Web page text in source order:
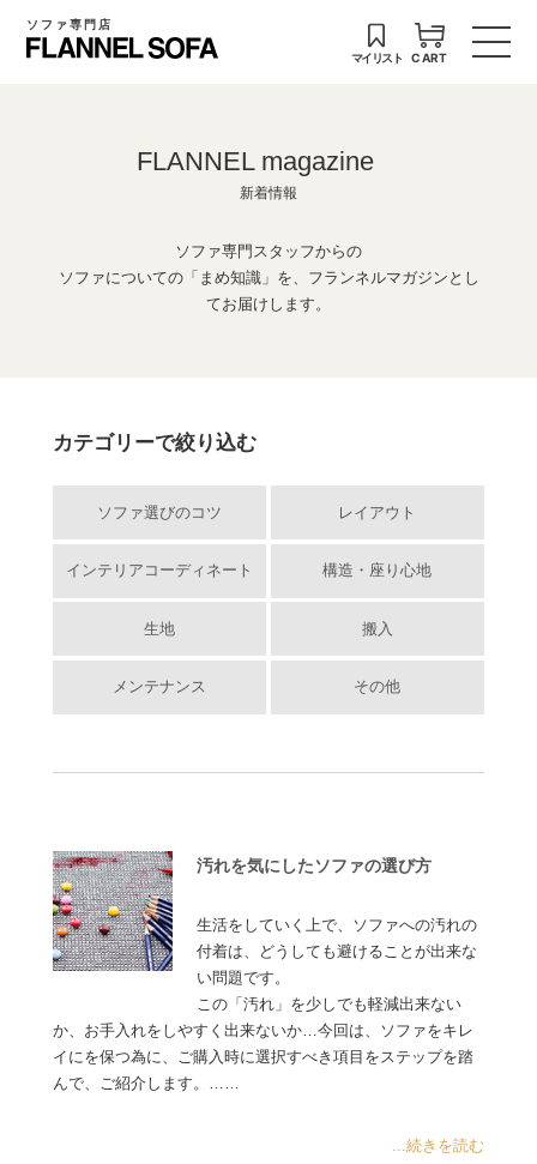
ソファ専門店
マイリスト CART
FLANNEL magazine
新着情報
ソファ専門スタッフからの
ソファについての「まめ知識」を、フランネルマガジンとし
てお届けします。
カテゴリーで絞り込む
ソファ選びのコツ レイアウト
インテリアコーディネート 構造・座り心地
生地 搬入
メンテナンス その他
汚れを気にしたソファの選び方
生活をしていく上で、ソファへの汚れの
付着は、どうしても避けることが出来な
い問題です。
この「汚れ」を少しでも軽減出来ない
か、お手入れをしやすく出来ないか…今回は、ソファをキレ
イにを保つ為に、ご購入時に選択すべき項目をステップを踏
んで、ご紹介します。……
...続きを読む